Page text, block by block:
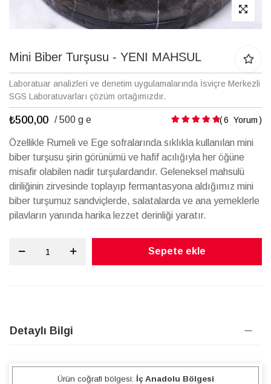
galerisinin
atla
Mini Biber Turşusu - YENI MAHSUL
Laboratuar analizleri ve denetim uygulamalarında İsviçre Merkezli
SGS Laboratuvarları çözüm ortağımızdır.
₺500,00 / 500 g e Puanlama: 6 Yorum
Özellikle Rumeli ve Ege sofralarında sıklıkla kullanılan mini
biber turşusu şirin görünümü ve hafif acılığıyla her öğüne
misafir olabilen nadir turşulardandır. Geleneksel mahsulü
diriliğinin zirvesinde toplayıp fermantasyona aldığımız mini
biber turşumuz sandviçlerde, salatalarda ve ana yemeklerle
pilavların yanında harika lezzet derinliği yaratır.
Sepete ekle
Detaylı Bilgi
Ürün coğrafi bölgesi: İç Anadolu Bölgesi